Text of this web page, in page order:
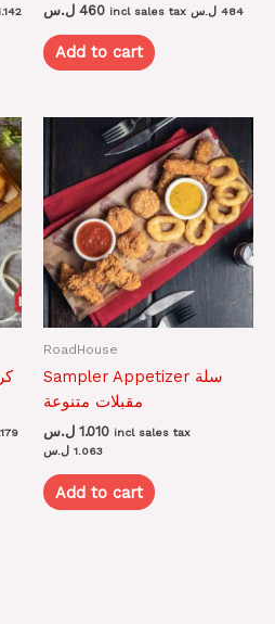
460 ل.س incl sales tax 484 ل.س
Add to cart
RoadHouse
Sampler Appetizer سلة
مقبلات متنوعة
1.010 ل.س
incl sales tax
1.063 ل.س
Add to cart